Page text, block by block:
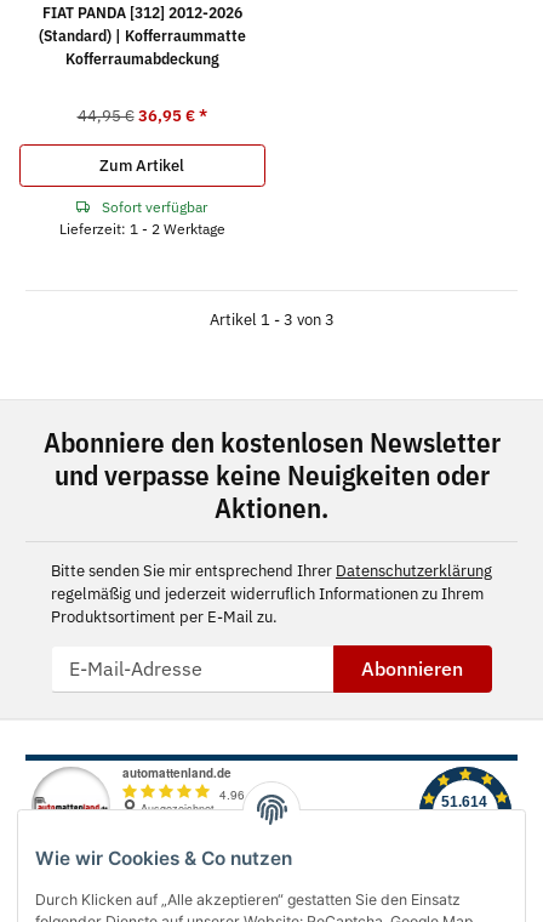
Wie wir Cookies & Co nutzen
Durch Klicken auf „Alle akzeptieren“ gestatten Sie den Einsatz
FIAT PANDA [312] 2012-2026
(Standard) | Kofferraummatte
Kofferraumabdeckung
44,95 € 36,95 €*
Zum Artikel
Sofort verfügbar
Lieferzeit: 1 - 2 Werktage
Artikel 1 - 3 von 3
Abonniere den kostenlosen Newsletter
und verpasse keine Neuigkeiten oder
Aktionen.
Bitte senden Sie mir entsprechend Ihrer Datenschutzerklärung
regelmäßig und jederzeit widerruflich Informationen zu Ihrem
Produktsortiment per E-Mail zu.
Abonnieren